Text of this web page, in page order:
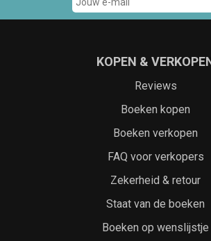
KOPEN &
Reviews
Boeken kopen
Boeken verkopen
FAQ voor verkopers
Zekerheid & retour
Staat van de boeken
Boeken op wenslijstje